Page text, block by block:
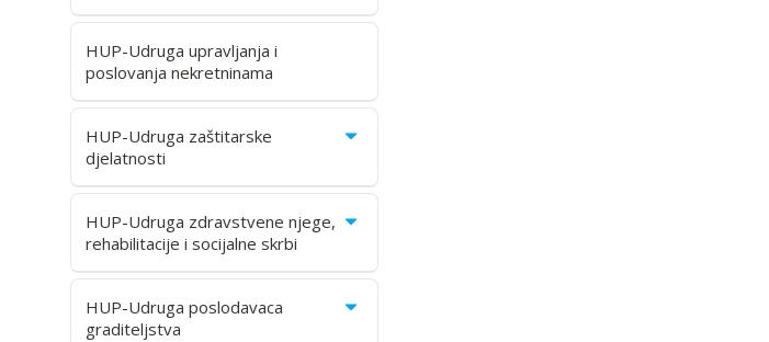
HUP-Udruga upravljanja i
poslovanja nekretninama
HUP-Udruga zaštitarske
djelatnosti
HUP-Udruga zdravstvene njege,
rehabilitacije i socijalne skrbi
HUP-Udruga poslodavaca
graditeljstva